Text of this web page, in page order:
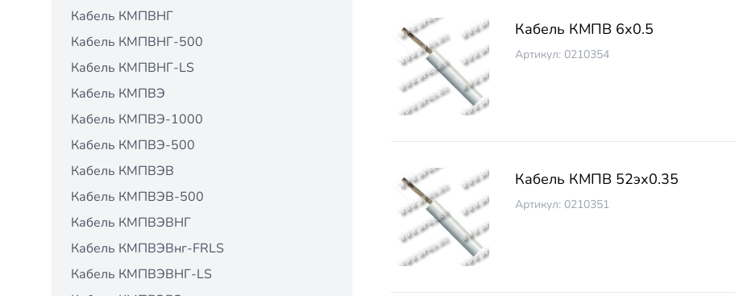
Кабель КМПВНГ
Кабель КМПВНГ-500
Кабель КМПВНГ-LS
Кабель КМПВЭ
Кабель КМПВЭ-1000
Кабель КМПВЭ-500
Кабель КМПВЭВ
Кабель КМПВЭВ-500
Кабель КМПВЭВНГ
Кабель КМПВЭВнг-FRLS
Кабель КМПВЭВНГ-LS
Кабель КМПВ 6х0.5
Артикул: 0210354
Кабель КМПВ 52эх0.35
Артикул: 0210351